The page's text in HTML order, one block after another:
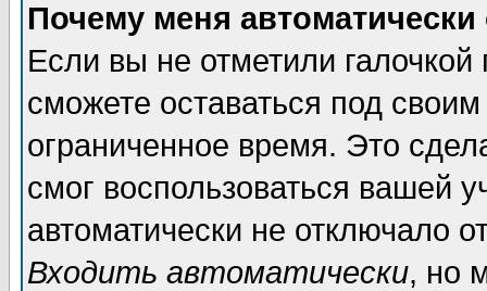
Почему меня автоматически
Если вы не отметили галочкой
сможете оставаться под
ограниченное время. Это
смог воспользоваться вашей
автоматически не отключало
Входить автоматически, но